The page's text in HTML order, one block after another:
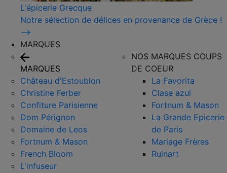
L'épicerie Grecque
Notre sélection de délices en provenance de Grèce !
⟶
MARQUES
MARQUES
Château d'Estoublon
Christine Ferber
Confiture Parisienne
Dom Pérignon
Domaine de Leos
Fortnum & Mason
French Bloom
L'infuseur
NOS MARQUES COUPS
DE COEUR
La Favorita
Clase azul
Fortnum & Mason
La Grande Epicerie
de Paris
Mariage Frères
Ruinart